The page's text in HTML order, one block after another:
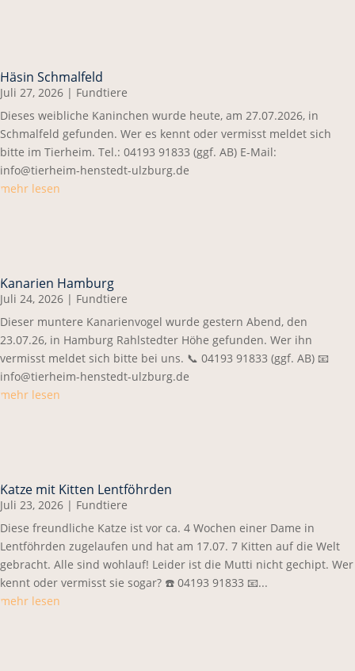
Häsin Schmalfeld
Juli 27, 2026 | Fundtiere
Dieses weibliche Kaninchen wurde heute, am 27.07.2026, in
Schmalfeld gefunden. Wer es kennt oder vermisst meldet sich
bitte im Tierheim. Tel.: 04193 91833 (ggf. AB) E-Mail:
info@tierheim-henstedt-ulzburg.de
mehr lesen
Kanarien Hamburg
Juli 24, 2026 | Fundtiere
Dieser muntere Kanarienvogel wurde gestern Abend, den
23.07.26, in Hamburg Rahlstedter Höhe gefunden. Wer ihn
vermisst meldet sich bitte bei uns. 📞 04193 91833 (ggf. AB) 📧
info@tierheim-henstedt-ulzburg.de
mehr lesen
Katze mit Kitten Lentföhrden
Juli 23, 2026 | Fundtiere
Diese freundliche Katze ist vor ca. 4 Wochen einer Dame in
Lentföhrden zugelaufen und hat am 17.07. 7 Kitten auf die Welt
gebracht. Alle sind wohlauf! Leider ist die Mutti nicht gechipt. Wer
kennt oder vermisst sie sogar? ☎️ 04193 91833 📧...
mehr lesen